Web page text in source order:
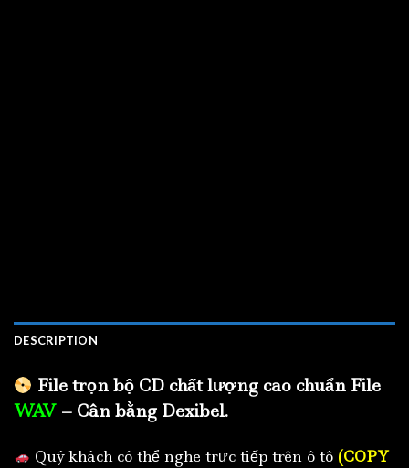
DESCRIPTION
File trọn bộ CD chất lượng cao chuẩn File
WAV – Cân bằng Dexibel.
Quý khách có thể nghe trực tiếp trên ô tô (COPY